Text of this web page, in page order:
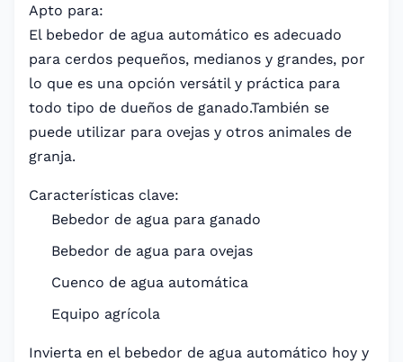
Apto para:
El bebedor de agua automático es adecuado
para cerdos pequeños, medianos y grandes, por
lo que es una opción versátil y práctica para
todo tipo de dueños de ganado.También se
puede utilizar para ovejas y otros animales de
granja.
Características clave:
Bebedor de agua para ganado
Bebedor de agua para ovejas
Cuenco de agua automática
Equipo agrícola
Invierta en el bebedor de agua automático hoy y